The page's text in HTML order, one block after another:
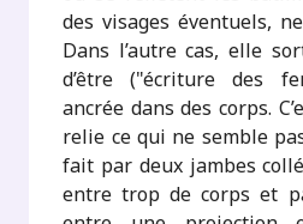
des visages éventuels,
Dans l’autre cas, elle
d’être ("écriture des
ancrée dans des corps.
relie ce qui ne semble
fait par deux jambes
entre trop de corps et